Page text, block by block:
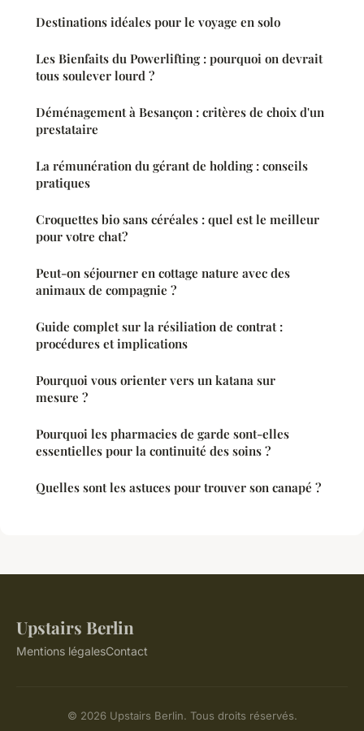
Destinations idéales pour le voyage en solo
Les Bienfaits du Powerlifting : pourquoi on devrait
tous soulever lourd ?
Déménagement à Besançon : critères de choix d'un
prestataire
La rémunération du gérant de holding : conseils
pratiques
Croquettes bio sans céréales : quel est le meilleur
pour votre chat?
Peut-on séjourner en cottage nature avec des
animaux de compagnie ?
Guide complet sur la résiliation de contrat :
procédures et implications
Pourquoi vous orienter vers un katana sur
mesure ?
Pourquoi les pharmacies de garde sont-elles
essentielles pour la continuité des soins ?
Quelles sont les astuces pour trouver son canapé ?
Upstairs Berlin
Mentions légalesContact
© 2026 Upstairs Berlin. Tous droits réservés.